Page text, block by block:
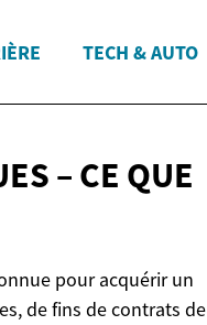
TECH & AUTO
– CE QUE
pour acquérir un
de fins de contrats de